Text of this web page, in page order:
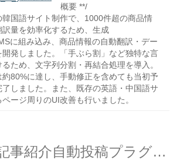
概要 **/
国語サイト制作で、1000件超の商品情
量を効率化するため、生成
に組み込み、商品情報の自動翻訳・デー
発しました。「手ぶら割」など独特な言
ため、文字列分割・再結合処理を導入。
80%に達し、手動修正を含めても当初予
しました。また、既存の英語・中国語サ
ージ周りのUI改善も行いました。
WordPressで記事紹介自動投稿プラグインを作成しました